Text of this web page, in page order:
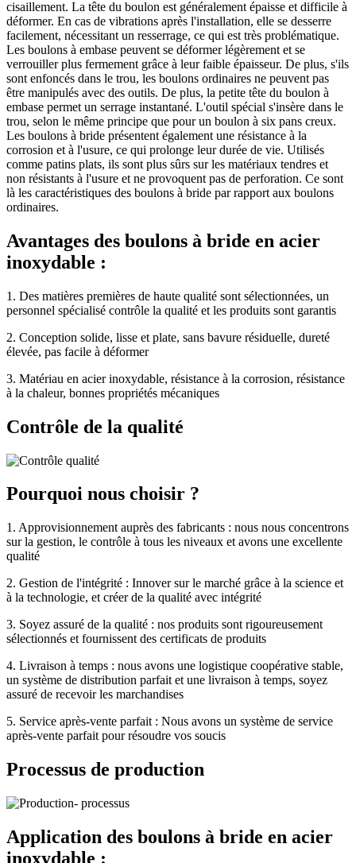
cisaillement. La tête du boulon est généralement épaisse et difficile à
déformer. En cas de vibrations après l'installation, elle se desserre
facilement, nécessitant un resserrage, ce qui est très problématique.
Les boulons à embase peuvent se déformer légèrement et se
verrouiller plus fermement grâce à leur faible épaisseur. De plus, s'ils
sont enfoncés dans le trou, les boulons ordinaires ne peuvent pas
être manipulés avec des outils. De plus, la petite tête du boulon à
embase permet un serrage instantané. L'outil spécial s'insère dans le
trou, selon le même principe que pour un boulon à six pans creux.
Les boulons à bride présentent également une résistance à la
corrosion et à l'usure, ce qui prolonge leur durée de vie. Utilisés
comme patins plats, ils sont plus sûrs sur les matériaux tendres et
non résistants à l'usure et ne provoquent pas de perforation. Ce sont
là les caractéristiques des boulons à bride par rapport aux boulons
ordinaires.
Avantages des boulons à bride en acier
inoxydable :
1. Des matières premières de haute qualité sont sélectionnées, un
personnel spécialisé contrôle la qualité et les produits sont garantis
2. Conception solide, lisse et plate, sans bavure résiduelle, dureté
élevée, pas facile à déformer
3. Matériau en acier inoxydable, résistance à la corrosion, résistance
à la chaleur, bonnes propriétés mécaniques
Contrôle de la qualité
Pourquoi nous choisir ?
1. Approvisionnement auprès des fabricants : nous nous concentrons
sur la gestion, le contrôle à tous les niveaux et avons une excellente
qualité
2. Gestion de l'intégrité : Innover sur le marché grâce à la science et
à la technologie, et créer de la qualité avec intégrité
3. Soyez assuré de la qualité : nos produits sont rigoureusement
sélectionnés et fournissent des certificats de produits
4. Livraison à temps : nous avons une logistique coopérative stable,
un système de distribution parfait et une livraison à temps, soyez
assuré de recevoir les marchandises
5. Service après-vente parfait : Nous avons un système de service
après-vente parfait pour résoudre vos soucis
Processus de production
Application des boulons à bride en acier
inoxydable :